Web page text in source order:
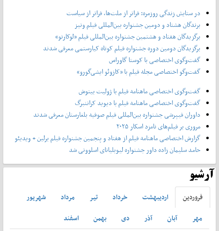
در ستایش زندگی روزمره: فراتر از ملت‌ها، فراتر از سیاست
برندگان هشتاد و دومین جشنواره بین‌المللی فیلم ونیز
برگزیدگان هفتاد و هشتمین جشنواره بین‌المللی فیلم «لوکارنو»
برگزیدگان دومین دوره جشنواره فیلم کوتاه کیارستمی معرفی شدند
گفت‌وگوی اختصاصی با کوستا گاوراس
گفت‌وگو اختصاصی مجله فیلم با «کازوئو ایشی‌گورو»
گفت‌وگوی اختصاصی ماهنامه فیلم با ژولیت بینوش
گفت‌وگوی اختصاصی ماهنامه فیلم با دیوید کراننبرگ
داوران فیپرشی جشنواره بین‌المللی فیلم صوفیه بلغارستان معرفی شدند
مروری بر فیلم‌های نامزد اسکار ۲۰۲۵
گزارش اختصاصی ماهنامه فیلم از هفتاد و پنجمین جشنواره فیلم برلین + ویدیئو
حامد سلیمان زاده داور جشنواره لیوبلیانای اسلوونی شد
آرشیو
فروردين ارديبهشت خرداد تير مرداد
شهريور
مهر
آبان آذر دی بهمن
اسفند